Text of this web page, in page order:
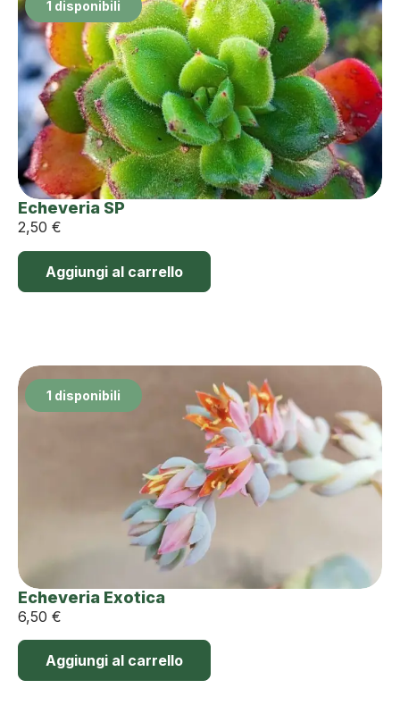
1 disponibili
Echeveria SP
2,50 €
Aggiungi al carrello
1 disponibili
Echeveria Exotica
6,50 €
Aggiungi al carrello